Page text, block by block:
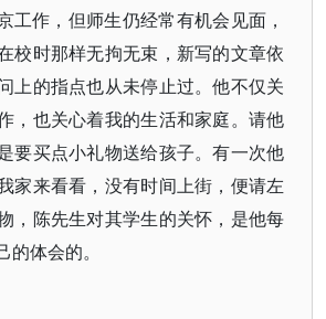
工作，但师生仍经常有机会见面，
校时那样无拘无束，新写的文章依
上的指点也从未停止过。他不仅关
，也关心着我的生活和家庭。请他
要买点小礼物送给孩子。有一次他
家来看看，没有时间上街，便请左
，陈先生对其学生的关怀，是他每
体会的。